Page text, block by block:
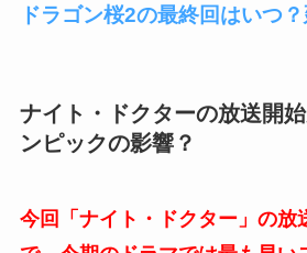
ドラゴン桜2の最終回はいつ
ナイト・ドクターの放送開
ンピックの影響？
今回「ナイト・ドクター」の放